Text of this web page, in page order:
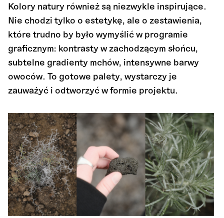
Kolory natury również są niezwykle inspirujące.
Nie chodzi tylko o estetykę, ale o zestawienia,
które trudno by było wymyślić w programie
graficznym: kontrasty w zachodzącym słońcu,
subtelne gradienty mchów, intensywne barwy
owoców. To gotowe palety, wystarczy je
zauważyć i odtworzyć w formie projektu.